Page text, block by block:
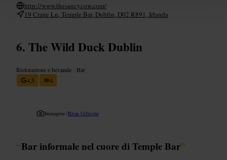
http://www.thesaucycow.com/
19 Crane Ln, Temple Bar, Dublin, D02 R891, Irlanda
The Wild Duck Dublin
Ristorazione e bevande • Bar
4,5
4
Immagine /Brian Gillespie
“Bar informale nel cuore di Temple Bar”